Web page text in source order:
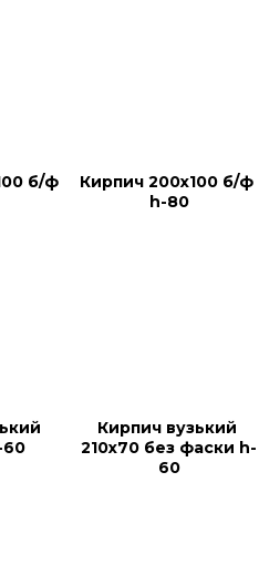
б/ф
Кирпич 200х100 б/ф
h-80
60
Кирпич вузький
210х70 без фаски h-
60